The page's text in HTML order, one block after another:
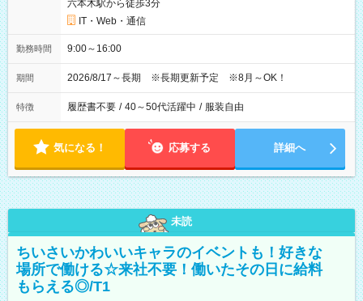
六本木駅から徒歩3分
IT・Web・通信
勤務時間 9:00～16:00
期間 2026/8/17～長期 ※長期更新予定 ※8月～OK！
特徴 履歴書不要 / 40～50代活躍中 / 服装自由
気になる！ 応募する 詳細へ
未読
ちいさいかわいいキャラのイベントも！好きな
場所で働ける☆来社不要！働いたその日に給料
もらえる◎/T1